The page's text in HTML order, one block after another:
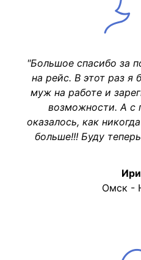
"Большое спасибо за
на рейс. В этот раз я
муж на работе и
возможности. А с
оказалось, как
больше!!! Буду
Омск -